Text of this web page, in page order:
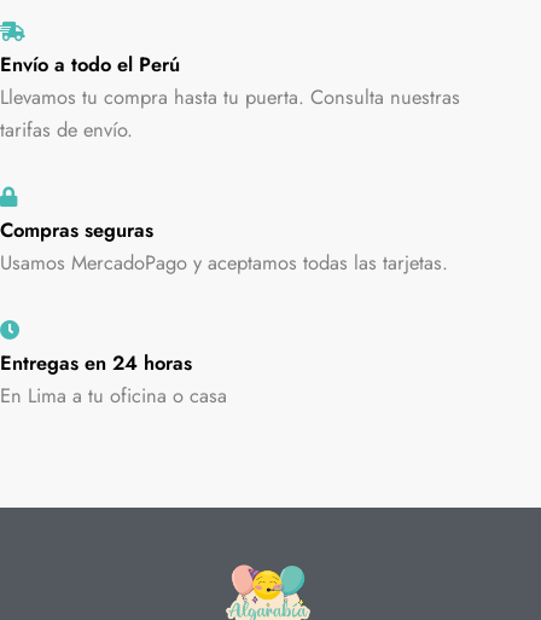
Envío a todo el Perú
Llevamos tu compra hasta tu puerta. Consulta nuestras
tarifas de envío.
Compras seguras
Usamos MercadoPago y aceptamos todas las tarjetas.
Entregas en 24 horas
En Lima a tu oficina o casa